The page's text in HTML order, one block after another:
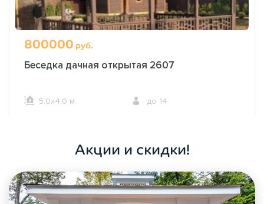
800000 руб.
Беседка дачная открытая 2607
5,0х4,0 м. до 14
Акции и скидки!